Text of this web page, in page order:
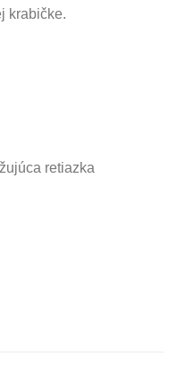
krabičke.
retiazka